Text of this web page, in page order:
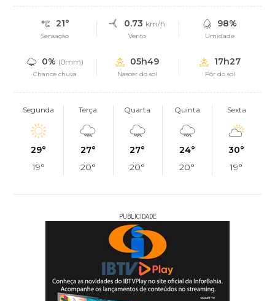
21°
Sensação
0.73 km/h
Vento
98%
Umidade
0% (0mm)
Chance chuva
05h49
Nascer do sol
17h27
Pôr do sol
Segunda
29°
19°
Terça
27°
20°
Quarta
27°
20°
Quinta
24°
20°
Sexta
30°
19°
PUBLICIDADE